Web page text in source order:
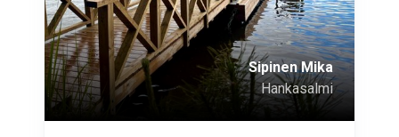
Sipinen Mika
Hankasalmi